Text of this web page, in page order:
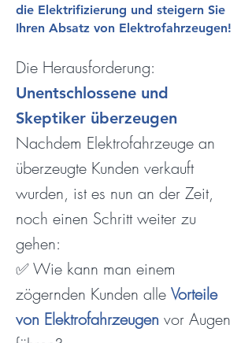
die Elektrifizierung und steigern Sie
Ihren Absatz von Elektrofahrzeugen!
Die Herausforderung:
Unentschlossene und
Skeptiker überzeugen
Nachdem Elektrofahrzeuge an
überzeugte Kunden verkauft
wurden, ist es nun an der Zeit,
noch einen Schritt weiter zu
gehen:
✅ Wie kann man einem
zögernden Kunden alle Vorteile
von Elektrofahrzeugen vor Augen